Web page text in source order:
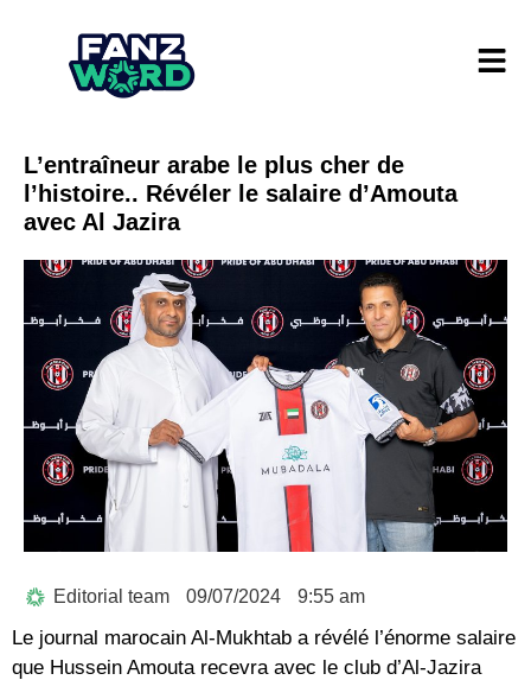
L’entraîneur arabe le plus cher de
l’histoire.. Révéler le salaire d’Amouta
avec Al Jazira
Editorial team 09/07/2024 9:55 am
Le journal marocain Al-Mukhtab a révélé l’énorme salaire
que Hussein Amouta recevra avec le club d’Al-Jazira